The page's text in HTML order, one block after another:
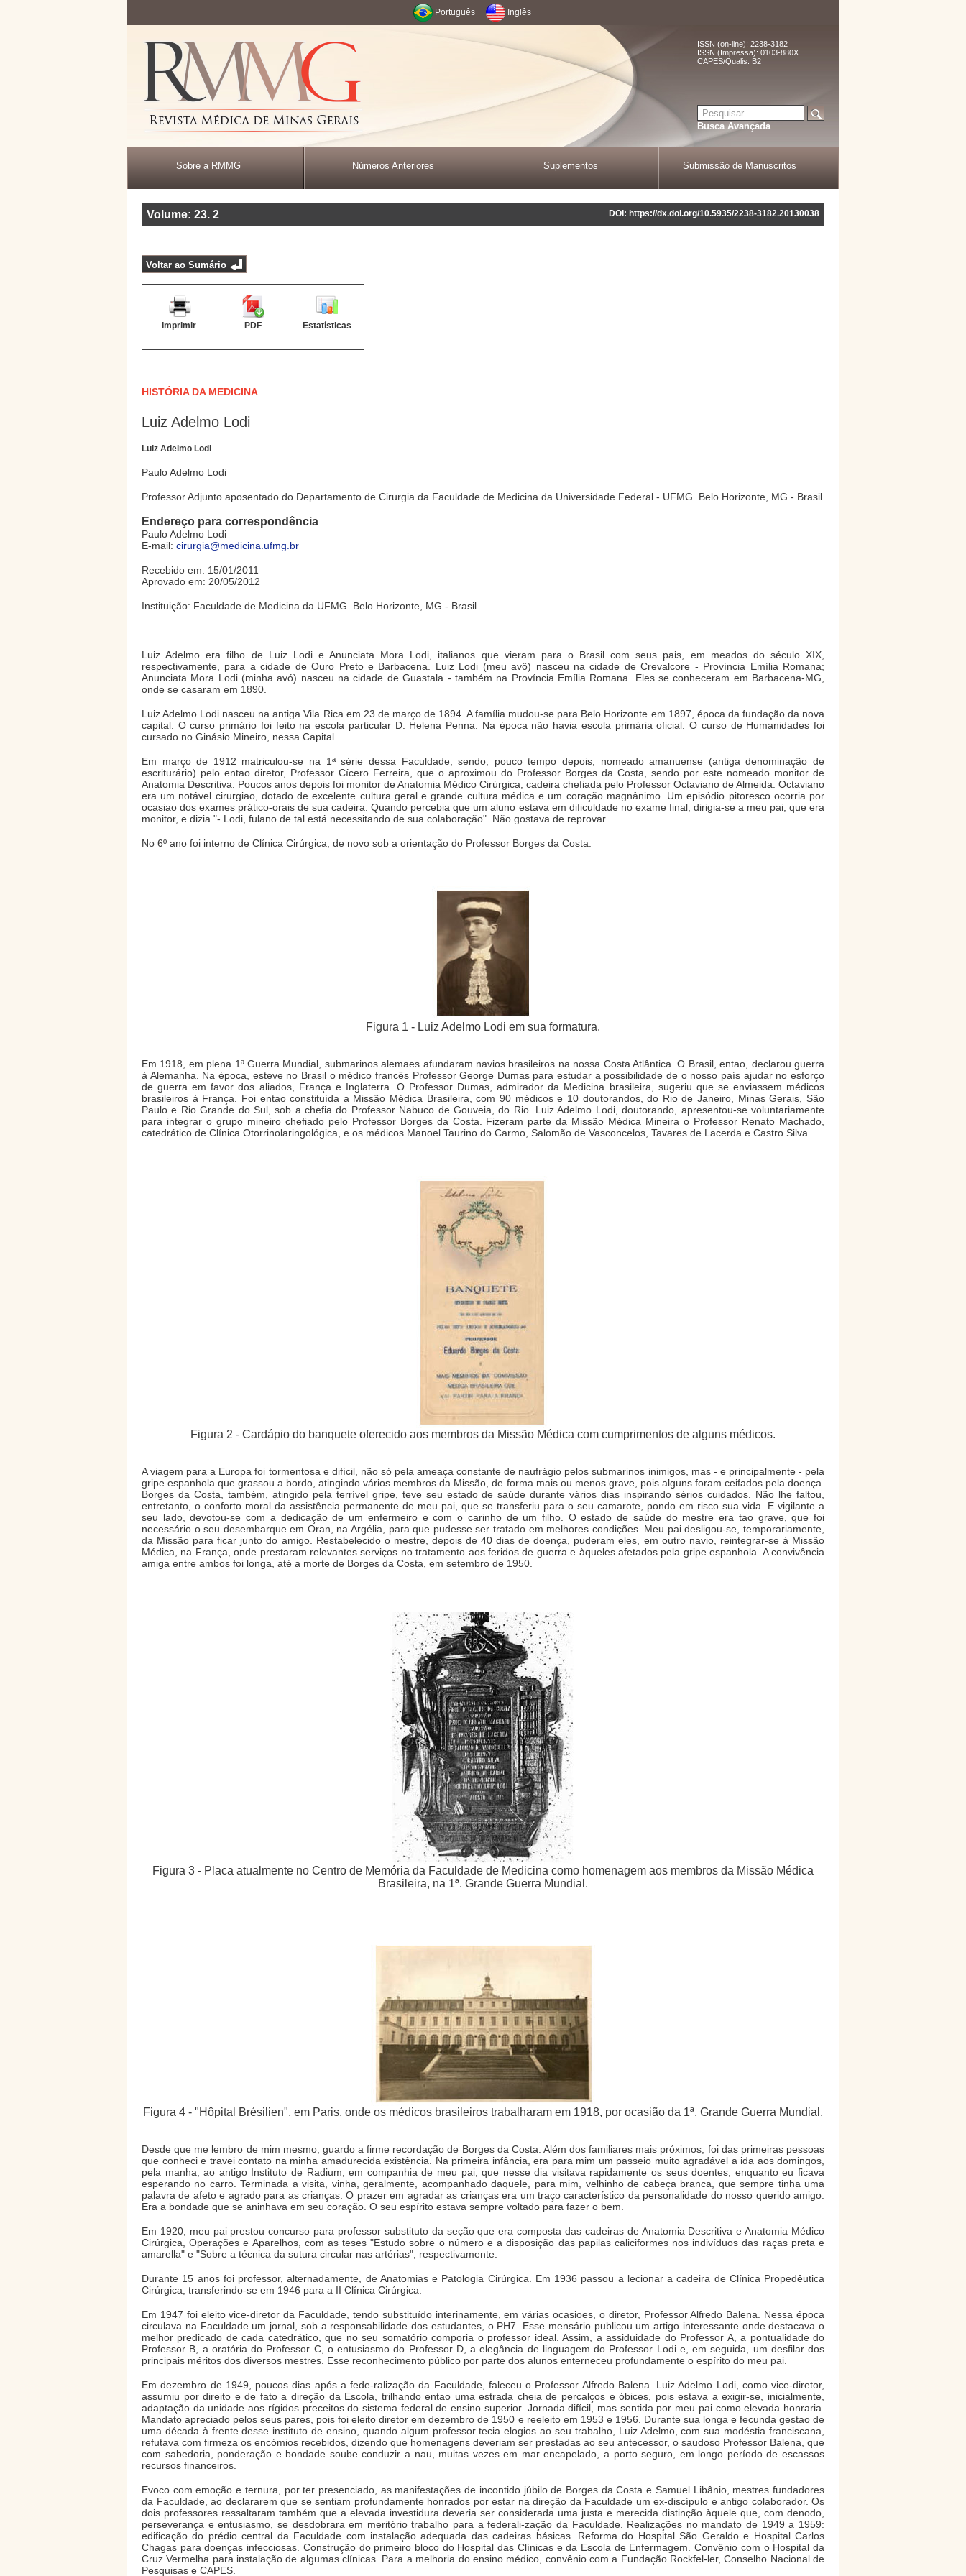
Português Inglês
ISSN (on-line): 2238-3182
ISSN (Impressa): 0103-880X
CAPES/Qualis: B2
Busca Avançada
Sobre a RMMG Números Anteriores Suplementos Submissão de Manuscritos
Volume: 23. 2 DOI: https://dx.doi.org/10.5935/2238-3182.20130038
Voltar ao Sumário
Imprimir PDF Estatísticas
HISTÓRIA DA MEDICINA
Luiz Adelmo Lodi
Luiz Adelmo Lodi
Paulo Adelmo Lodi
Professor Adjunto aposentado do Departamento de Cirurgia da Faculdade de Medicina da Universidade Federal - UFMG. Belo Horizonte, MG - Brasil
Endereço para correspondência
Paulo Adelmo Lodi
E-mail: cirurgia@medicina.ufmg.br
Recebido em: 15/01/2011
Aprovado em: 20/05/2012
Instituição: Faculdade de Medicina da UFMG. Belo Horizonte, MG - Brasil.
Luiz Adelmo era filho de Luiz Lodi e Anunciata Mora Lodi, italianos que vieram para o Brasil com seus pais, em meados do século XIX,
respectivamente, para a cidade de Ouro Preto e Barbacena. Luiz Lodi (meu avô) nasceu na cidade de Crevalcore - Província Emília Romana;
Anunciata Mora Lodi (minha avó) nasceu na cidade de Guastala - também na Província Emília Romana. Eles se conheceram em Barbacena-MG,
onde se casaram em 1890.
Luiz Adelmo Lodi nasceu na antiga Vila Rica em 23 de março de 1894. A família mudou-se para Belo Horizonte em 1897, época da fundação da nova
capital. O curso primário foi feito na escola particular D. Helena Penna. Na época não havia escola primária oficial. O curso de Humanidades foi
cursado no Ginásio Mineiro, nessa Capital.
Em março de 1912 matriculou-se na 1ª série dessa Faculdade, sendo, pouco tempo depois, nomeado amanuense (antiga denominação de
escriturário) pelo entao diretor, Professor Cícero Ferreira, que o aproximou do Professor Borges da Costa, sendo por este nomeado monitor de
Anatomia Descritiva. Poucos anos depois foi monitor de Anatomia Médico Cirúrgica, cadeira chefiada pelo Professor Octaviano de Almeida. Octaviano
era um notável cirurgiao, dotado de excelente cultura geral e grande cultura médica e um coração magnânimo. Um episódio pitoresco ocorria por
ocasiao dos exames prático-orais de sua cadeira. Quando percebia que um aluno estava em dificuldade no exame final, dirigia-se a meu pai, que era
monitor, e dizia "- Lodi, fulano de tal está necessitando de sua colaboração". Não gostava de reprovar.
No 6º ano foi interno de Clínica Cirúrgica, de novo sob a orientação do Professor Borges da Costa.
Figura 1 - Luiz Adelmo Lodi em sua formatura.
Em 1918, em plena 1ª Guerra Mundial, submarinos alemaes afundaram navios brasileiros na nossa Costa Atlântica. O Brasil, entao, declarou guerra
à Alemanha. Na época, esteve no Brasil o médico francês Professor George Dumas para estudar a possibilidade de o nosso país ajudar no esforço
de guerra em favor dos aliados, França e Inglaterra. O Professor Dumas, admirador da Medicina brasileira, sugeriu que se enviassem médicos
brasileiros à França. Foi entao constituída a Missão Médica Brasileira, com 90 médicos e 10 doutorandos, do Rio de Janeiro, Minas Gerais, São
Paulo e Rio Grande do Sul, sob a chefia do Professor Nabuco de Gouveia, do Rio. Luiz Adelmo Lodi, doutorando, apresentou-se voluntariamente
para integrar o grupo mineiro chefiado pelo Professor Borges da Costa. Fizeram parte da Missão Médica Mineira o Professor Renato Machado,
catedrático de Clínica Otorrinolaringológica, e os médicos Manoel Taurino do Carmo, Salomão de Vasconcelos, Tavares de Lacerda e Castro Silva.
Figura 2 - Cardápio do banquete oferecido aos membros da Missão Médica com cumprimentos de alguns médicos.
A viagem para a Europa foi tormentosa e difícil, não só pela ameaça constante de naufrágio pelos submarinos inimigos, mas - e principalmente - pela
gripe espanhola que grassou a bordo, atingindo vários membros da Missão, de forma mais ou menos grave, pois alguns foram ceifados pela doença.
Borges da Costa, também, atingido pela terrível gripe, teve seu estado de saúde durante vários dias inspirando sérios cuidados. Não lhe faltou,
entretanto, o conforto moral da assistência permanente de meu pai, que se transferiu para o seu camarote, pondo em risco sua vida. E vigilante a
seu lado, devotou-se com a dedicação de um enfermeiro e com o carinho de um filho. O estado de saúde do mestre era tao grave, que foi
necessário o seu desembarque em Oran, na Argélia, para que pudesse ser tratado em melhores condições. Meu pai desligou-se, temporariamente,
da Missão para ficar junto do amigo. Restabelecido o mestre, depois de 40 dias de doença, puderam eles, em outro navio, reintegrar-se à Missão
Médica, na França, onde prestaram relevantes serviços no tratamento aos feridos de guerra e àqueles afetados pela gripe espanhola. A convivência
amiga entre ambos foi longa, até a morte de Borges da Costa, em setembro de 1950.
Figura 3 - Placa atualmente no Centro de Memória da Faculdade de Medicina como homenagem aos membros da Missão Médica
Brasileira, na 1ª. Grande Guerra Mundial.
Figura 4 - "Hôpital Brésilien", em Paris, onde os médicos brasileiros trabalharam em 1918, por ocasião da 1ª. Grande Guerra Mundial.
Desde que me lembro de mim mesmo, guardo a firme recordação de Borges da Costa. Além dos familiares mais próximos, foi das primeiras pessoas
que conheci e travei contato na minha amadurecida existência. Na primeira infância, era para mim um passeio muito agradável a ida aos domingos,
pela manha, ao antigo Instituto de Radium, em companhia de meu pai, que nesse dia visitava rapidamente os seus doentes, enquanto eu ficava
esperando no carro. Terminada a visita, vinha, geralmente, acompanhado daquele, para mim, velhinho de cabeça branca, que sempre tinha uma
palavra de afeto e agrado para as crianças. O prazer em agradar as crianças era um traço característico da personalidade do nosso querido amigo.
Era a bondade que se aninhava em seu coração. O seu espírito estava sempre voltado para fazer o bem.
Em 1920, meu pai prestou concurso para professor substituto da seção que era composta das cadeiras de Anatomia Descritiva e Anatomia Médico
Cirúrgica, Operações e Aparelhos, com as teses "Estudo sobre o número e a disposição das papilas caliciformes nos indivíduos das raças preta e
amarella" e "Sobre a técnica da sutura circular nas artérias", respectivamente.
Durante 15 anos foi professor, alternadamente, de Anatomias e Patologia Cirúrgica. Em 1936 passou a lecionar a cadeira de Clínica Propedêutica
Cirúrgica, transferindo-se em 1946 para a II Clínica Cirúrgica.
Em 1947 foi eleito vice-diretor da Faculdade, tendo substituído interinamente, em várias ocasioes, o diretor, Professor Alfredo Balena. Nessa época
circulava na Faculdade um jornal, sob a responsabilidade dos estudantes, o PH7. Esse mensário publicou um artigo interessante onde destacava o
melhor predicado de cada catedrático, que no seu somatório comporia o professor ideal. Assim, a assiduidade do Professor A, a pontualidade do
Professor B, a oratória do Professor C, o entusiasmo do Professor D, a elegância de linguagem do Professor Lodi e, em seguida, um desfilar dos
principais méritos dos diversos mestres. Esse reconhecimento público por parte dos alunos enterneceu profundamente o espírito do meu pai.
Em dezembro de 1949, poucos dias após a fede-ralização da Faculdade, faleceu o Professor Alfredo Balena. Luiz Adelmo Lodi, como vice-diretor,
assumiu por direito e de fato a direção da Escola, trilhando entao uma estrada cheia de percalços e óbices, pois estava a exigir-se, inicialmente,
adaptação da unidade aos rígidos preceitos do sistema federal de ensino superior. Jornada difícil, mas sentida por meu pai como elevada honraria.
Mandato apreciado pelos seus pares, pois foi eleito diretor em dezembro de 1950 e reeleito em 1953 e 1956. Durante sua longa e fecunda gestao de
uma década à frente desse instituto de ensino, quando algum professor tecia elogios ao seu trabalho, Luiz Adelmo, com sua modéstia franciscana,
refutava com firmeza os encómios recebidos, dizendo que homenagens deveriam ser prestadas ao seu antecessor, o saudoso Professor Balena, que
com sabedoria, ponderação e bondade soube conduzir a nau, muitas vezes em mar encapelado, a porto seguro, em longo período de escassos
recursos financeiros.
Evoco com emoção e ternura, por ter presenciado, as manifestações de incontido júbilo de Borges da Costa e Samuel Libânio, mestres fundadores
da Faculdade, ao declararem que se sentiam profundamente honrados por estar na direção da Faculdade um ex-discípulo e antigo colaborador. Os
dois professores ressaltaram também que a elevada investidura deveria ser considerada uma justa e merecida distinção àquele que, com denodo,
perseverança e entusiasmo, se desdobrara em meritório trabalho para a federali-zação da Faculdade. Realizações no mandato de 1949 a 1959:
edificação do prédio central da Faculdade com instalação adequada das cadeiras básicas. Reforma do Hospital São Geraldo e Hospital Carlos
Chagas para doenças infecciosas. Construção do primeiro bloco do Hospital das Clínicas e da Escola de Enfermagem. Convênio com o Hospital da
Cruz Vermelha para instalação de algumas clínicas. Para a melhoria do ensino médico, convênio com a Fundação Rockfel-ler, Conselho Nacional de
Pesquisas e CAPES.